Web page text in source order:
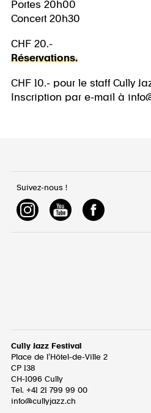
Portes 20h00
Concert 20h30
CHF 20.-
Réservations.
CHF 10.- pour le staff Cully
Inscription par e-mail à
Cully Jazz Festival
Place de l’Hôtel-de-Ville 2
CP 138
CH-1096 Cully
Tel. +41 21 799 99 00
info@cullyjazz.ch
Suivez-nous !